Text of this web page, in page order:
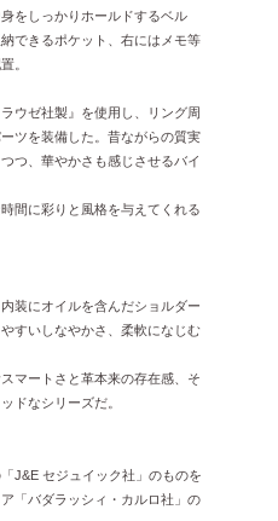
をしっかりホールドするベル
できるポケット、右にはメモ等
。
ウゼ社製』を使用し、リング周
ツを装備した。昔ながらの質実
つ、華やかさも感じさせるバイ
間に彩りと風格を与えてくれる
装にオイルを含んだショルダー
すいしなやかさ、柔軟になじむ
マートさと革本来の存在感、そ
ドなシリーズだ。
J&E セジュイック社」のものを
「バダラッシィ・カルロ社」の